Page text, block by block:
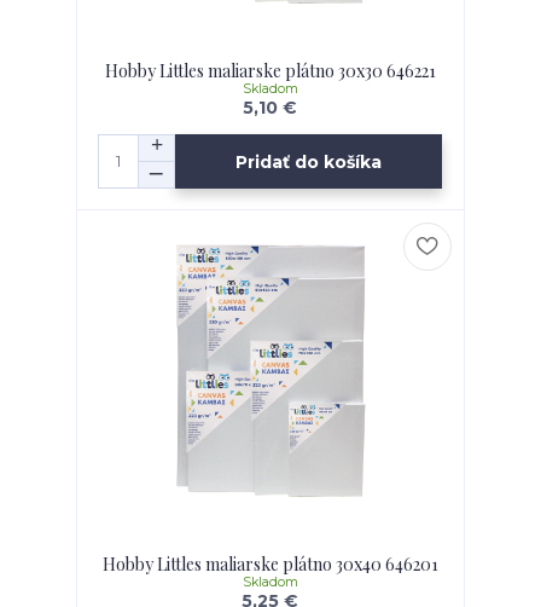
Hobby Littles maliarske plátno 30x30 646221
5,10 €
Skladom
Pridať do košíka
Hobby Littles maliarske plátno 30x40 646201
5,25 €
Skladom